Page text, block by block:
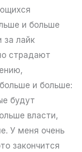
и больше
за лайк
страдают
и больше:
будут
власти,
У меня очень
закончится